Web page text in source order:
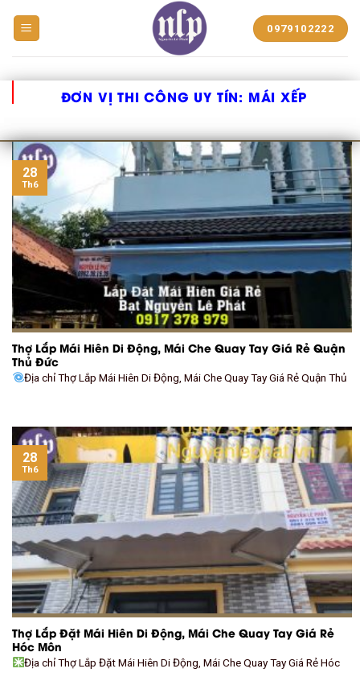
NHỰA
0979102222
ĐƠN VỊ THI CÔNG UY TÍN: MÁI XẾP
Thợ Lắp Mái Hiên Di Động, Mái Che Quay Tay Giá Rẻ Quận
Thủ Đức
Địa chỉ Thợ Lắp Mái Hiên Di Động, Mái Che Quay Tay Giá Rẻ Quận Thủ
28
Th6
Thợ Lắp Đặt Mái Hiên Di Động, Mái Che Quay Tay Giá Rẻ
Hóc Môn
Địa chỉ Thợ Lắp Đặt Mái Hiên Di Động, Mái Che Quay Tay Giá Rẻ Hóc
28
Th6